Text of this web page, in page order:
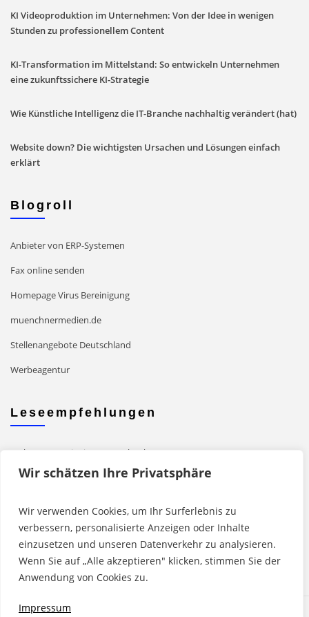
Wir schätzen Ihre Privatsphäre
Wir verwenden Cookies, um Ihr Surferlebnis zu
verbessern, personalisierte Anzeigen oder Inhalte
einzusetzen und unseren Datenverkehr zu analysieren.
Wenn Sie auf „Alle akzeptieren" klicken, stimmen Sie der
Anwendung von Cookies zu.
Impressum
KI Videoproduktion im Unternehmen: Von der Idee in wenigen
Stunden zu professionellem Content
KI-Transformation im Mittelstand: So entwickeln Unternehmen
eine zukunftssichere KI-Strategie
Wie Künstliche Intelligenz die IT-Branche nachhaltig verändert (hat)
Website down? Die wichtigsten Ursachen und Lösungen einfach
erklärt
Blogroll
Anbieter von ERP-Systemen
Fax online senden
Homepage Virus Bereinigung
muenchnermedien.de
Stellenangebote Deutschland
Werbeagentur
Leseempfehlungen
Mehr Power mit einer Powerbank
Grafische Gestaltung von Druckerzeugnissen
Mit Drupal Websites erstellen
Moderne Methoden zur Zeiterfassung